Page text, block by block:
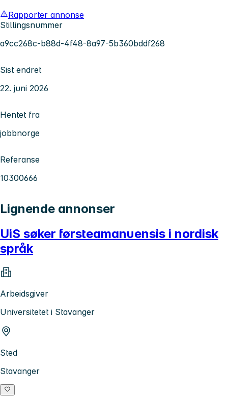
Rapporter annonse
Stillingsnummer
a9cc268c-b88d-4f48-8a97-5b360bddf268
Sist endret
22. juni 2026
Hentet fra
jobbnorge
Referanse
10300666
Lignende annonser
UiS søker førsteamanuensis i nordisk
språk
Arbeidsgiver
Universitetet i Stavanger
Sted
Stavanger